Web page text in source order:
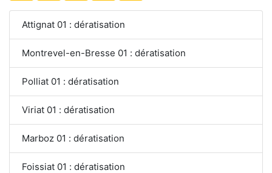
Attignat 01 : dératisation
Montrevel-en-Bresse 01 : dératisation
Polliat 01 : dératisation
Viriat 01 : dératisation
Marboz 01 : dératisation
Foissiat 01 : dératisation